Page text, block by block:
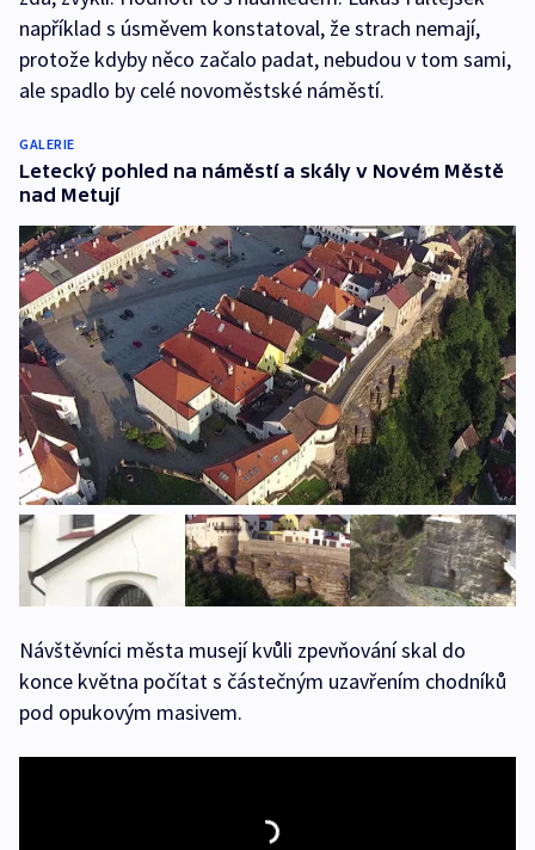
například s úsměvem konstatoval, že strach nemají,
protože kdyby něco začalo padat, nebudou v tom sami,
ale spadlo by celé novoměstské náměstí.
GALERIE
Letecký pohled na náměstí a skály v Novém Městě
nad Metují
Návštěvníci města musejí kvůli zpevňování skal do
konce května počítat s částečným uzavřením chodníků
pod opukovým masivem.